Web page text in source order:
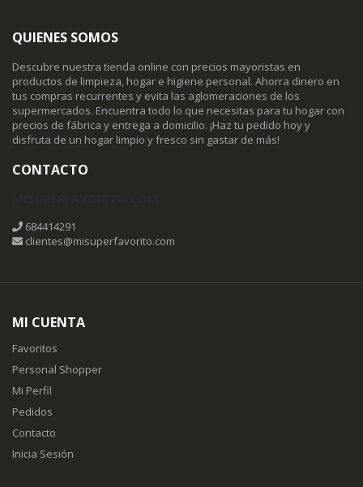
QUIENES SOMOS
Descubre nuestra tienda online con precios mayoristas en
productos de limpieza, hogar e higiene personal. Ahorra dinero en
tus compras recurrentes y evita las aglomeraciones de los
supermercados. Encuentra todo lo que necesitas para tu hogar con
precios de fábrica y entrega a domicilio. ¡Haz tu pedido hoy y
disfruta de un hogar limpio y fresco sin gastar de más!
CONTACTO
684414291
clientes@misuperfavorito.com
MI CUENTA
Favoritos
Personal Shopper
Mi Perfil
Pedidos
Contacto
Inicia Sesión